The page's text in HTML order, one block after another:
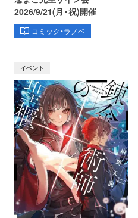
2026/9/21(月・祝)開催
コミック・ラノベ
イベント